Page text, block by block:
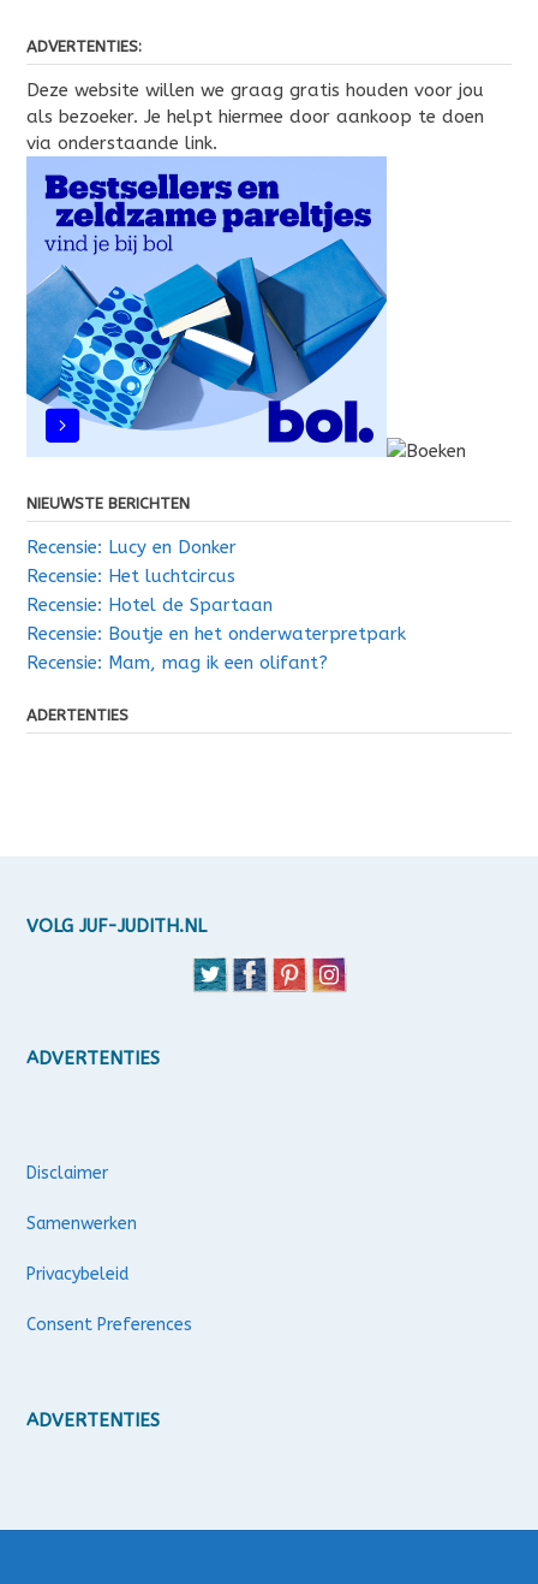
ADVERTENTIES:
Deze website willen we graag gratis houden voor jou
als bezoeker. Je helpt hiermee door aankoop te doen
via onderstaande link.
NIEUWSTE BERICHTEN
Recensie: Lucy en Donker
Recensie: Het luchtcircus
Recensie: Hotel de Spartaan
Recensie: Boutje en het onderwaterpretpark
Recensie: Mam, mag ik een olifant?
ADERTENTIES
VOLG JUF-JUDITH.NL
ADVERTENTIES
Disclaimer
Samenwerken
Privacybeleid
Consent Preferences
ADVERTENTIES